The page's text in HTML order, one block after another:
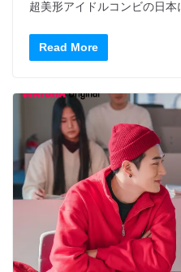
超美形アイドルコンビの日本
Read More